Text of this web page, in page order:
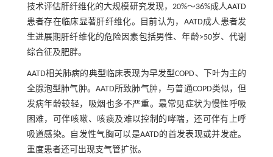
技术评估肝纤维化的大规模研究发现，20%～36%成人AATD
患者存在临床显著肝纤维化。目前认为，AATD成人患者发
生进展期肝纤维化的危险因素包括男性、年龄>50岁、代谢
综合征及肥胖。
AATD相关肺病的典型临床表现为早发型COPD、下叶为主的
全腺泡型肺气肿。AATD所致肺气肿，与普通COPD类似，但
发病年龄较轻，吸烟也多不严重。最常见症状为慢性呼吸
困难，可伴咳嗽、咳痰及难以控制的哮喘，还可伴有上呼
吸道感染。自发性气胸可以是AATD的首发表现或并发症。
重度患者还可出现支气管扩张。